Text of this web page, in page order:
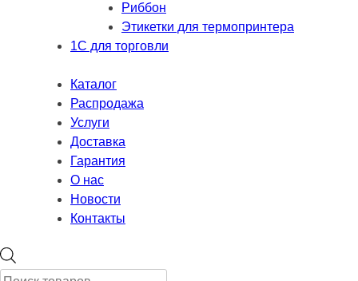
Риббон
Этикетки для термопринтера
1С для торговли
Каталог
Распродажа
Услуги
Доставка
Гарантия
О нас
Новости
Контакты
Поиск